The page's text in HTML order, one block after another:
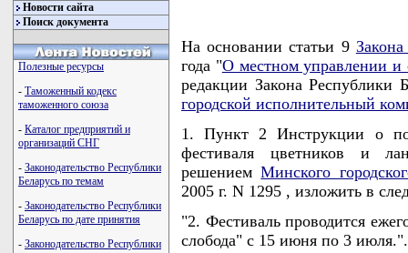
Новости сайта
Поиск документа
Полезные ресурсы
- Таможенный кодекс
таможенного союза
- Каталог предприятий и
организаций СНГ
- Законодательство Республики
Беларусь по темам
- Законодательство Республики
Беларусь по дате принятия
- Законодательство Республики
На основании статьи 9
года "О местном управлении и
редакции Закона Республики
городской исполнительный
1. Пункт 2 Инструкции о
фестиваля цветников и
решениемМинского
2005 г. N 1295 , изложить в
"2. Фестиваль проводится
слобода" с 15 июня по 3 июля.".